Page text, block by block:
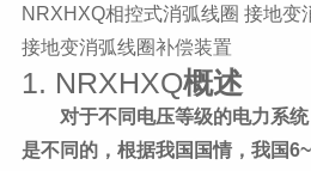
NRXHXQ相控式消弧线圈 接地变
接地变消弧线圈补偿装置
1. NRXHXQ概述
对于不同电压等级的电力系
是不同的，根据我国国情，我国